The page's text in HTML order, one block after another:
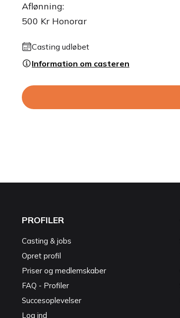
Aflønning:
500 Kr Honorar
Casting udløbet
Information om casteren
PROFILER
Casting & jobs
Opret profil
Priser og medlemskaber
FAQ - Profiler
Succesoplevelser
Log ind